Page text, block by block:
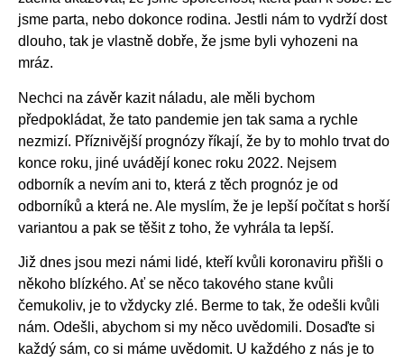
jsme parta, nebo dokonce rodina. Jestli nám to vydrží dost
dlouho, tak je vlastně dobře, že jsme byli vyhozeni na
mráz.
Nechci na závěr kazit náladu, ale měli bychom
předpokládat, že tato pandemie jen tak sama a rychle
nezmizí. Příznivější prognózy říkají, že by to mohlo trvat do
konce roku, jiné uvádějí konec roku 2022. Nejsem
odborník a nevím ani to, která z těch prognóz je od
odborníků a která ne. Ale myslím, že je lepší počítat s horší
variantou a pak se těšit z toho, že vyhrála ta lepší.
Již dnes jsou mezi námi lidé, kteří kvůli koronaviru přišli o
někoho blízkého. Ať se něco takového stane kvůli
čemukoliv, je to vždycky zlé. Berme to tak, že odešli kvůli
nám. Odešli, abychom si my něco uvědomili. Dosaďte si
každý sám, co si máme uvědomit. U každého z nás je to